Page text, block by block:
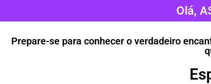
Olá,
Prepare-se para conhecer o verdadeiro